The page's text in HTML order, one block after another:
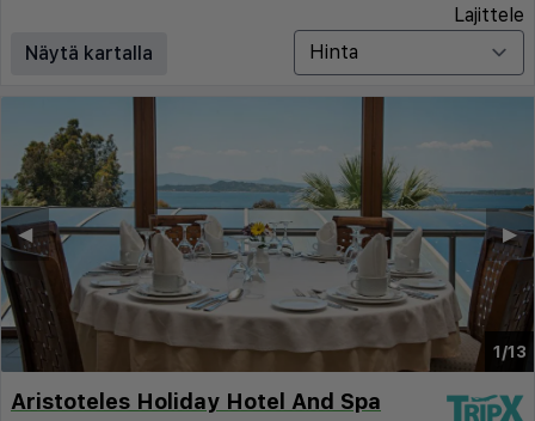
Näytä kartalla
Lajittele
1/13
▶︎
◀︎
Aristoteles Holiday Hotel And Spa